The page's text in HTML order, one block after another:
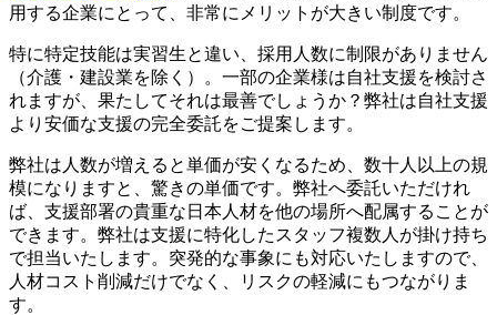
用する企業にとって、非常にメリットが大きい制度です。
特に特定技能は実習生と違い、採用人数に制限がありません
（介護・建設業を除く）。一部の企業様は自社支援を検討さ
れますが、果たしてそれは最善でしょうか？弊社は自社支援
より安価な支援の完全委託をご提案します。
弊社は人数が増えると単価が安くなるため、数十人以上の規
模になりますと、驚きの単価です。弊社へ委託いただけれ
ば、支援部署の貴重な日本人材を他の場所へ配属することが
できます。弊社は支援に特化したスタッフ複数人が掛け持ち
で担当いたします。突発的な事象にも対応いたしますので、
人材コスト削減だけでなく、リスクの軽減にもつながりま
す。